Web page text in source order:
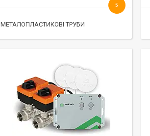
МЕТАЛОПЛАСТИКОВІ ТРУБИ
5